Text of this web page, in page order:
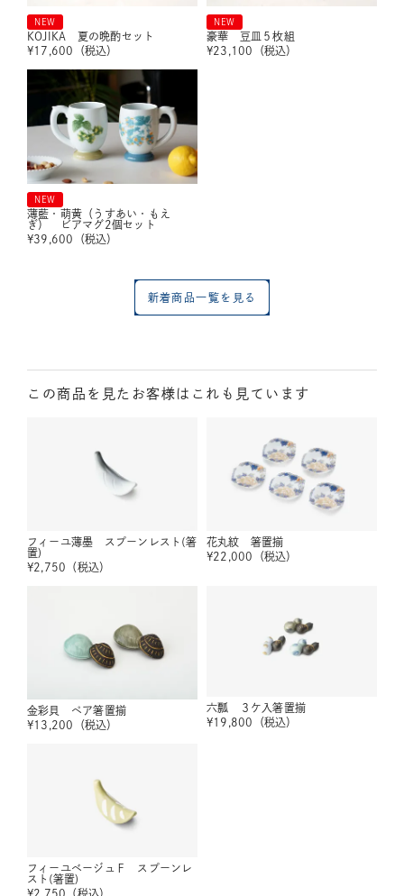
NEW
KOJIKA 夏の晩酌セット
¥17,600 （税込）
NEW
豪華 豆皿５枚組
¥23,100 （税込）
NEW
薄藍・萌黄（うすあい・もえ
ぎ） ビアマグ2個セット
¥39,600 （税込）
新着商品一覧を見る
この商品を見たお客様はこれも見ています
フィーユ薄墨 スプーンレスト(箸
置)
¥2,750 （税込）
花丸紋 箸置揃
¥22,000 （税込）
金彩貝 ペア箸置揃
¥13,200 （税込）
六瓢 ３ケ入箸置揃
¥19,800 （税込）
フィーユベージュＦ スプーンレ
スト(箸置)
¥2,750 （税込）